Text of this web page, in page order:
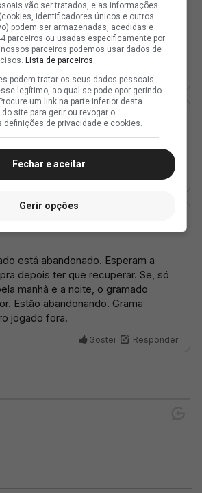
vão ser tratados, e as informações
identificadores únicos e outros
podem ser armazenadas, acedidas e
parceiros ou usadas especificamente por
parceiros podemos usar dados de
Lista de parceiros.
podem tratar os seus dados pessoais
legítimo, ao qual se pode opor gerindo
um link na parte inferior desta
site para gerir ou revogar o
de privacidade e cookies.
Fechar e aceitar
Gerir opções